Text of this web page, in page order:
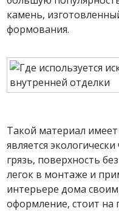
камень,
формования.
Такой материал
является
грязь, поверхность
легок в монтаже и
интерьере дома
оформление, стоит